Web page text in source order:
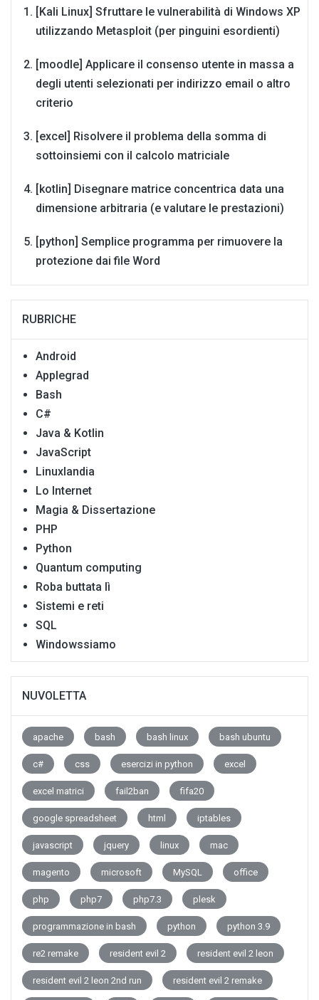
[Kali Linux] Sfruttare le vulnerabilità di Windows XP
utilizzando Metasploit (per pinguini esordienti)
[moodle] Applicare il consenso utente in massa a
degli utenti selezionati per indirizzo email o altro
criterio
[excel] Risolvere il problema della somma di
sottoinsiemi con il calcolo matriciale
[kotlin] Disegnare matrice concentrica data una
dimensione arbitraria (e valutare le prestazioni)
[python] Semplice programma per rimuovere la
protezione dai file Word
RUBRICHE
Android
Applegrad
Bash
C#
Java & Kotlin
JavaScript
Linuxlandia
Lo Internet
Magia & Dissertazione
PHP
Python
Quantum computing
Roba buttata lì
Sistemi e reti
SQL
Windowssiamo
NUVOLETTA
apache bash bash linux bash ubuntu
c# css esercizi in python excel
excel matrici fail2ban fifa20
google spreadsheet html iptables
javascript jquery linux mac
magento microsoft MySQL office
php php7 php7.3 plesk
programmazione in bash python python 3.9
re2 remake resident evil 2 resident evil 2 leon
resident evil 2 leon 2nd run resident evil 2 remake